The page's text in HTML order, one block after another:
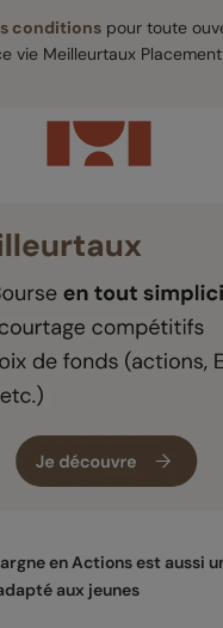
conditions pour toute
vie Meilleurtaux Placement
en Actions est aussi
aux jeunes